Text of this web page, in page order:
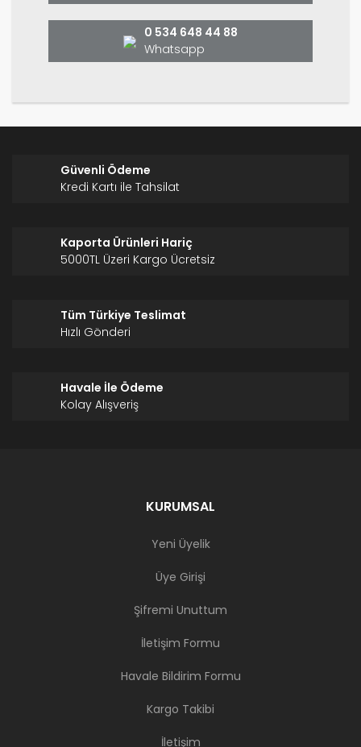
0 534 648 44 88
Whatsapp
Güvenli Ödeme
Kredi Kartı ile Tahsilat
Kaporta Ürünleri Hariç
5000TL Üzeri Kargo Ücretsiz
Tüm Türkiye Teslimat
Hızlı Gönderi
Havale İle Ödeme
Kolay Alışveriş
KURUMSAL
Yeni Üyelik
Üye Girişi
Şifremi Unuttum
İletişim Formu
Havale Bildirim Formu
Kargo Takibi
İletişim